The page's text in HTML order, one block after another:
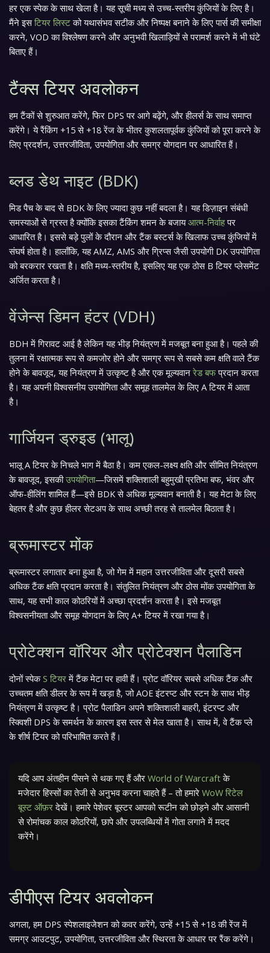
हर एक स्पेक के साथ खेला है। यह सूची मध्य से उच्च-स्तरीय कुंजियों के लिए है।
मैंने इसटियर लिस्टको यथासंभव सटीक और निष्पक्ष बनाने के लिए पार्स की समीक्षा
करने, VOD का विश्लेषण करने और अनुभवी खिलाड़ियों से परामर्श करने में भी घंटे
बिताए हैं।
टैंक्स टियर अवलोकन
हम टैंकों से शुरुआत करेंगे, फिर DPS पर आगे बढ़ेंगे, और हीलर्स के साथ समाप्त
करेंगे। ये रैंकिंग +15 से +18 रेंज के भीतर कुशलतापूर्वक कुंजियों को पूरा करने के
लिए प्रदर्शन, उत्तरजीविता, उपयोगिता और समग्र योगदान पर आधारित हैं।
ब्लड डेथ नाइट (BDK)
मिड पैच के बाद से BDK के लिए ज्यादा कुछ नहीं बदला है। यह डिज़ाइन संबंधी
समस्याओं से ग्रस्त है क्योंकि इसका टैंकिंग शमन के बजायआत्म-निर्वाहपर
आधारित है। इससे बड़े पुलों के दौरान और टैंक बस्टर्स के खिलाफ उच्च कुंजियों में
संघर्ष होता है। हालाँकि, यह AMZ, AMS और ग्रिप्स जैसी उपयोगी DK उपयोगिता
को बरकरार रखता है। क्षति मध्य-स्तरीय है, इसलिए यह एक ठोस B टियर प्लेसमेंट
अर्जित करता है।
वेंजेन्स डिमन हंटर (VDH)
BDH में गिरावट आई है लेकिन यह भीड़ नियंत्रण में मजबूत बना हुआ है। पहले की
तुलना में रक्षात्मक रूप से कमजोर होने और समग्र रूप से सबसे कम क्षति वाले टैंक
होने के बावजूद, यह नियंत्रण में उत्कृष्ट है और एक मूल्यवानरेड बफप्रदान करता
है। यह अपनी विश्वसनीय उपयोगिता और समूह तालमेल के लिए A टियर में आता
है।
गार्जियन ड्रुइड (भालू)
भालू A टियर के निचले भाग में बैठा है। कम एकल-लक्ष्य क्षति और सीमित नियंत्रण
के बावजूद, इसकीउपयोगिता—जिसमें शक्तिशाली बहुमुखी प्रतिभा बफ, भंवर और
ऑफ-हीलिंग शामिल हैं—इसे BDK से अधिक मूल्यवान बनाती है। यह मेटा के लिए
बेहतर है और कुछ हीलर सेटअप के साथ अच्छी तरह से तालमेल बिठाता है।
ब्रूमास्टर मोंक
ब्रूमास्टर लगातार बना हुआ है, जो गेम में महान उत्तरजीविता और दूसरी सबसे
अधिक टैंक क्षति प्रदान करता है। संतुलित नियंत्रण और ठोस मोंक उपयोगिता के
साथ, यह सभी काल कोठरियों में अच्छा प्रदर्शन करता है। इसे मजबूत
विश्वसनीयता और समूह योगदान के लिए A+ टियर में रखा गया है।
प्रोटेक्शन वॉरियर और प्रोटेक्शन पैलाडिन
दोनों स्पेकS टियरमें टैंक मेटा पर हावी हैं। प्रोट वॉरियर सबसे अधिक टैंक और
उच्चतम क्षति डीलर के रूप में खड़ा है, जो AOE इंटरप्ट और स्टन के साथ भीड़
नियंत्रण में उत्कृष्ट है। प्रोट पैलाडिन अपने शक्तिशाली बाहरी, इंटरप्ट और
स्क्विशी DPS के समर्थन के कारण इस स्तर से मेल खाता है। साथ में, वे टैंक प्ले
के शीर्ष टियर को परिभाषित करते हैं।
यदि आप अंतहीन पीसने से थक गए हैं और World of Warcraftके
मजेदार हिस्सों का तेजी से अनुभव करना चाहते हैं – तो हमारे WoW रिटेल
बूस्ट ऑफ़रदेखें। हमारे पेशेवर बूस्टर आपको रूटीन को छोड़ने और आसानी
से रोमांचक काल कोठरियों, छापे और उपलब्धियों में गोता लगाने में मदद
करेंगे।
डीपीएस टियर अवलोकन
अगला, हम DPS स्पेशलाइजेशन को कवर करेंगे, उन्हें +15 से +18 की रेंज में
समग्र आउटपुट, उपयोगिता, उत्तरजीविता और स्थिरता के आधार पर रैंक करेंगे।